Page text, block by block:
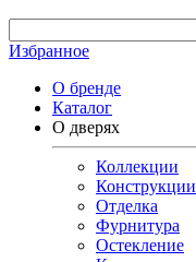
Избранное
О бренде
Каталог
О дверях
Коллекции
Конструкции
Отделка
Фурнитура
Остекление